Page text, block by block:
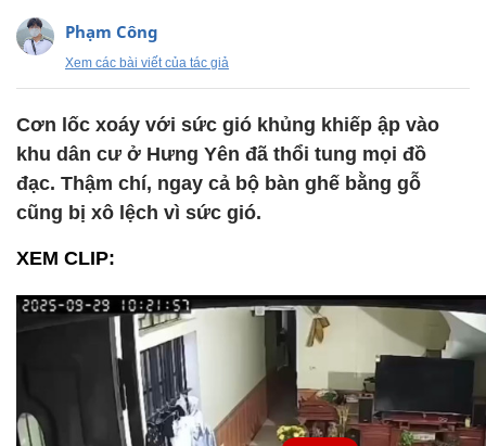
Phạm Công
Xem các bài viết của tác giả
Cơn lốc xoáy với sức gió khủng khiếp ập vào
khu dân cư ở Hưng Yên đã thổi tung mọi đồ
đạc. Thậm chí, ngay cả bộ bàn ghế bằng gỗ
cũng bị xô lệch vì sức gió.
XEM CLIP: